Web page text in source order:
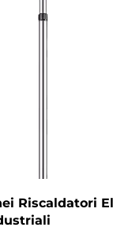
Riscaldatori